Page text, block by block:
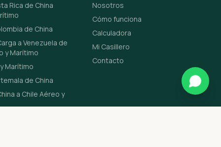
Rica de China
de China
a Venezuela de
y Marítimo
Marítimo
de China
a Chile Aéreo y
Nosotros
Cómo funciona
Calculadora
Mi Casillero
Contacto